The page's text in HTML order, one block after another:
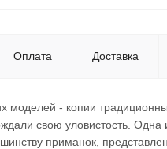
Оплата Доставка
моделей - копии
свою уловистость.
приманок,